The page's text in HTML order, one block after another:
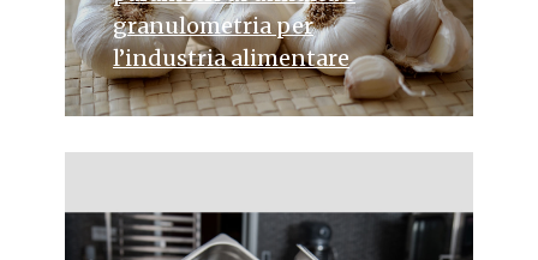
granulometria per
l’industria alimentare